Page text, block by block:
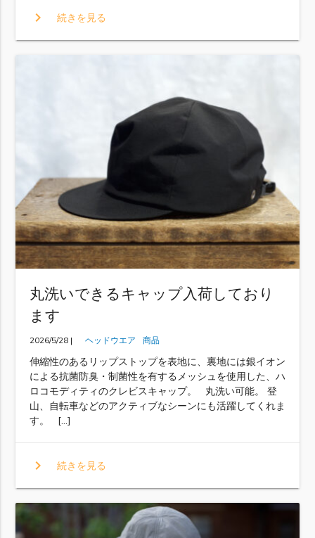
chevron_right 続きを見る
丸洗いできるキャップ入荷しており
ます
2026/5/28 | ヘッドウエア 商品
伸縮性のあるリップストップを表地に、裏地には銀イオン
による抗菌防臭・制菌性を有するメッシュを使用した、ハ
ロコモディティのクレビスキャップ。 丸洗い可能。 登
山、自転車などのアクティブなシーンにも活躍してくれま
す。 […]
chevron_right 続きを見る